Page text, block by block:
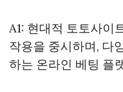
A1: 현대적 토토사이
작용을 중시하며, 다
하는 온라인 베팅 플